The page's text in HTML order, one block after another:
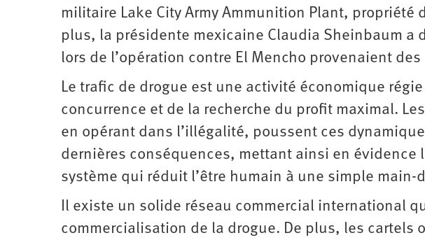
militaire Lake City Army Ammunition Plant, propriété
plus, la présidente mexicaine Claudia Sheinbaum a
lors de l’opération contre El Mencho provenaient des
Le trafic de drogue est une activité économique
concurrence et de la recherche du profit maximal.
en opérant dans l’illégalité, poussent ces
dernières conséquences, mettant ainsi en évidence
système qui réduit l’être humain à une simple main-
Il existe un solide réseau commercial international
commercialisation de la drogue. De plus, les cartels